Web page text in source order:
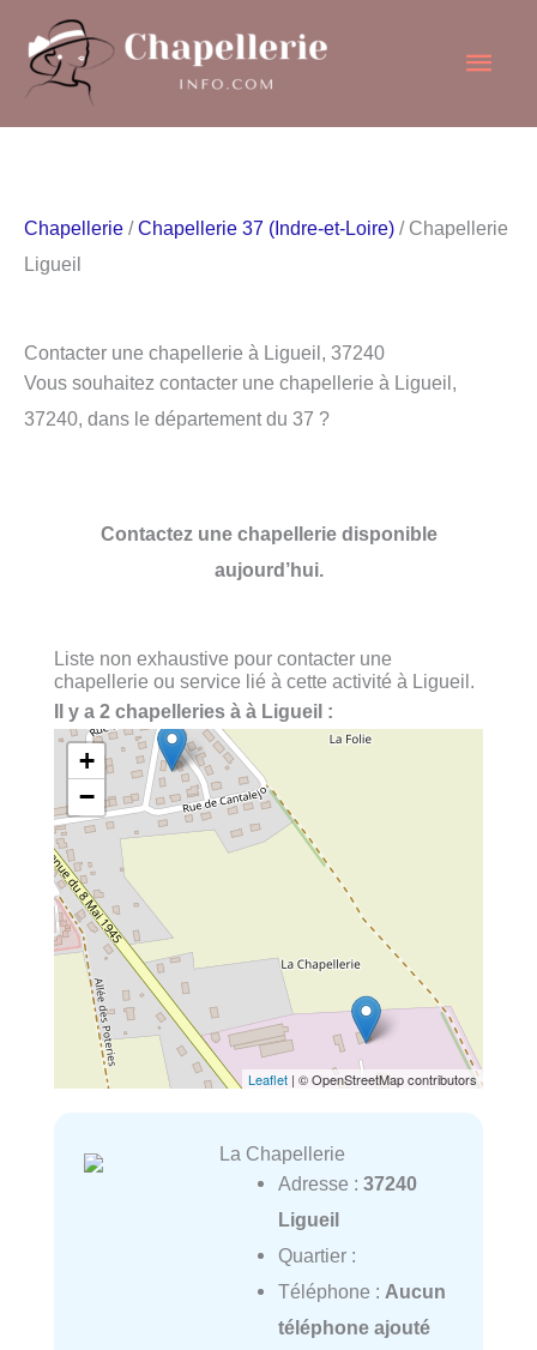
contenu
Chapellerie /Chapellerie 37 (Indre-et-Loire) / Chapellerie
Ligueil
Contacter une chapellerie à Ligueil, 37240
Vous souhaitez contacter une chapellerie à Ligueil,
37240, dans le département du 37 ?
Contactez une chapellerie disponible
aujourd’hui.
Liste non exhaustive pour contacter une
chapellerie ou service lié à cette activité à Ligueil.
Il y a 2 chapelleries à à Ligueil :
+
−
Leaflet | © OpenStreetMap contributors
La Chapellerie
Adresse : 37240
Ligueil
Quartier :
Téléphone : Aucun
téléphone ajouté